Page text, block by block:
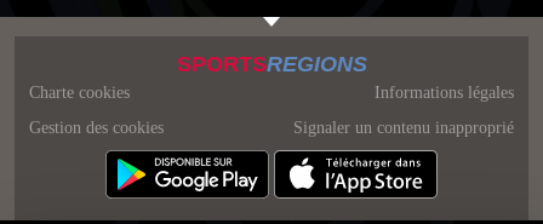
SPORTSREGIONS
Charte cookies
Gestion des cookies
Informations légales
Signaler un contenu inapproprié